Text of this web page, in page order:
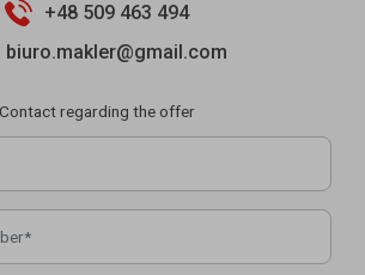
+48 509 463 494
biuro.makler@gmail.com
Contact regarding the offer